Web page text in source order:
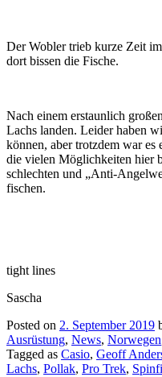
Der Wobler trieb kurze Zeit
dort bissen die Fische.
Nach einem erstaunlich
Lachs landen. Leider haben
können, aber trotzdem war
die vielen Möglichkeiten hier
schlechten und „Anti-
fischen.
tight lines
Sascha
Posted on 2. September 2019
Ausrüstung, News, Norwegen
Tagged as Casio, Geoff
Lachs, Pollak, Pro Trek,